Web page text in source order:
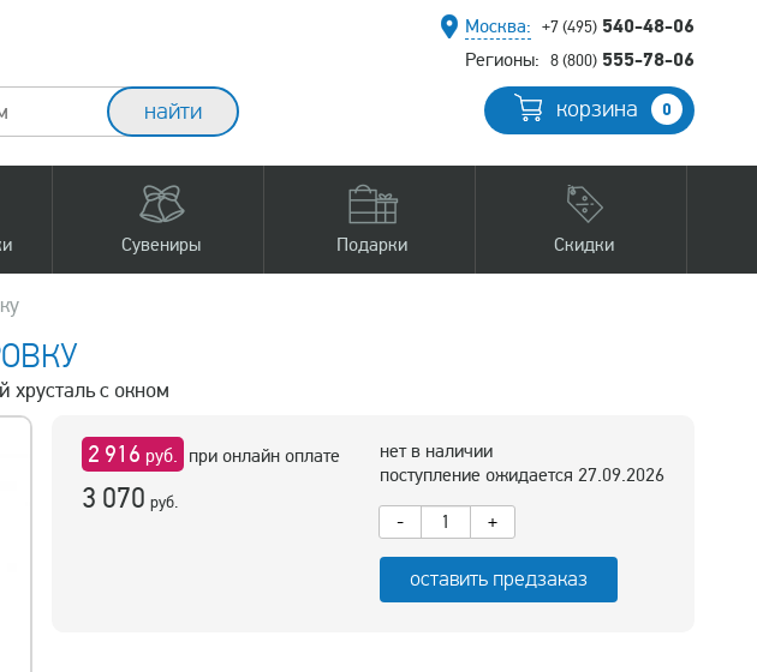
Москва: +7 (495) 540-48-06
Регионы: 8 (800) 555-78-06
корзина 0
Сувениры Подарки Скидки
хрусталь с окном
2 916 руб. при онлайн оплате
3 070 руб.
нет в наличии
поступление ожидается 27.09.2026
-
+
оставить предзаказ